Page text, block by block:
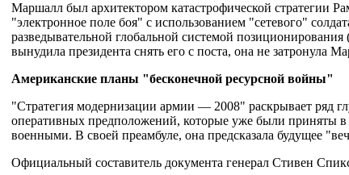
Маршалл был архитектором катастрофической стратегии
"электронное поле боя" с использованием "сетевого"
разведывательной глобальной системой
вынудила президента снять его с поста, она не затронула
Американские планы "бесконечной ресурсной войны"
"Стратегия модернизации армии — 2008" раскрывает ряд
оперативных предположений, которые уже были приняты
военными. В своей преамбуле, она предсказала будущее
Официальный составитель документа генерал Стивен